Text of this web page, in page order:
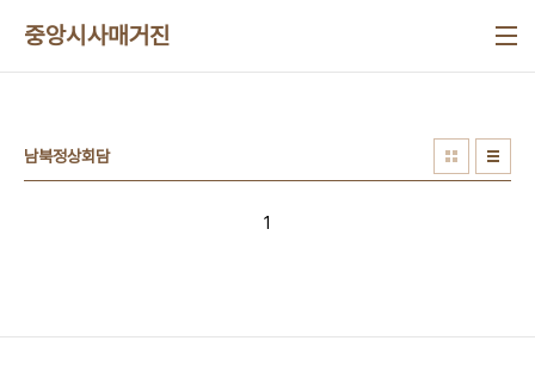
중앙시사매거진
남북정상회담
1